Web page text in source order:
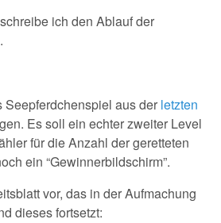
ich den Ablauf der
aus der letzten
Es soll ein echter zweiter Level
für die Anzahl der geretteten
ein “Gewinnerbildschirm”.
vor, das in der Aufmachung
dieses fortsetzt: